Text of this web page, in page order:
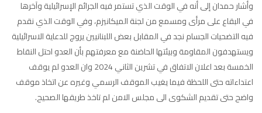
وأشار حمدان إلى أنه في الوقت الذي تستمر فيه الجرائم الإسرائيلية وآخرها
في البقاع على مرأى ومسمع من لجنة الميكانيزم، وفي الوقت الذي نقدم
فيه التضحيات الجسام نجد في المقابل بعض اللبنانيين يروج للدعاية الاسرائيلية
ويستهدفون المقاومة وبيئتها الحاضنة مع معرفتهم بأن العدو احتل النقاط
الخمسة بعد اعلان الاتفاق في تشرين الثاني 2024 وان العدو لم يوقف
اعتداءاته حتى اللحظة فيما يغيب الموقف الرسمي وغيره عن اتخاذ موقف
واضح حتى تقديم الشكوى الى مجلس الامن لم تاخذ طريقها الصحيح.